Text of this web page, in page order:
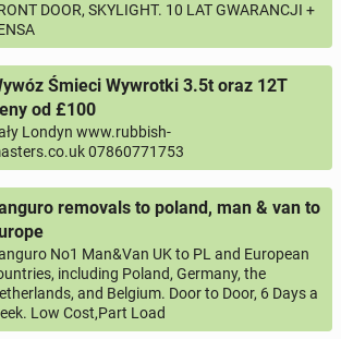
PRZEMYŚLANE
BARDZO BY CHCIAŁ ALE
TRAĆCIE CZASU NA PISANIE.!!!!!
NR KIERUNKOWY KRAJU
+48 221234567
DOOR, SKYLIGHT. 10 LAT GWARANCJI +
Śmieci Wywrotki 3.5t oraz 12T
od £100
Londyn www.rubbish-
07860771753
removals to poland, man & van to
No1 Man&Van UK to PL and European
including Poland, Germany, the
and Belgium. Door to Door, 6 Days a
Low Cost,Part Load